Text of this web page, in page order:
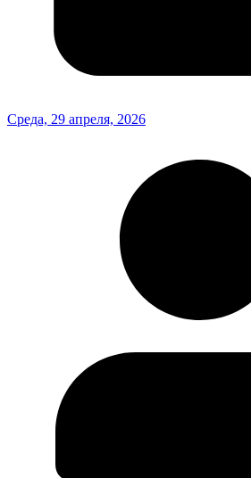
Среда, 29 апреля, 2026